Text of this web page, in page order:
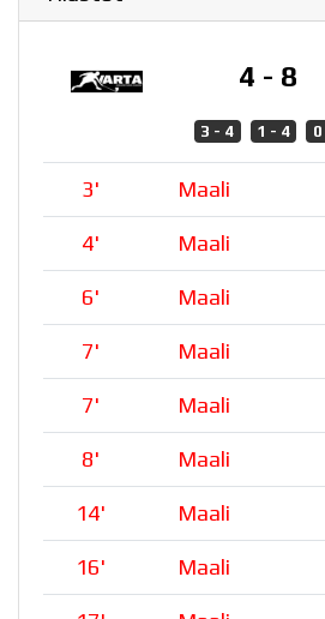
4 - 8
3 - 4 1 - 4
3' Maali
4' Maali
6' Maali
7' Maali
7' Maali
8' Maali
14' Maali
16' Maali